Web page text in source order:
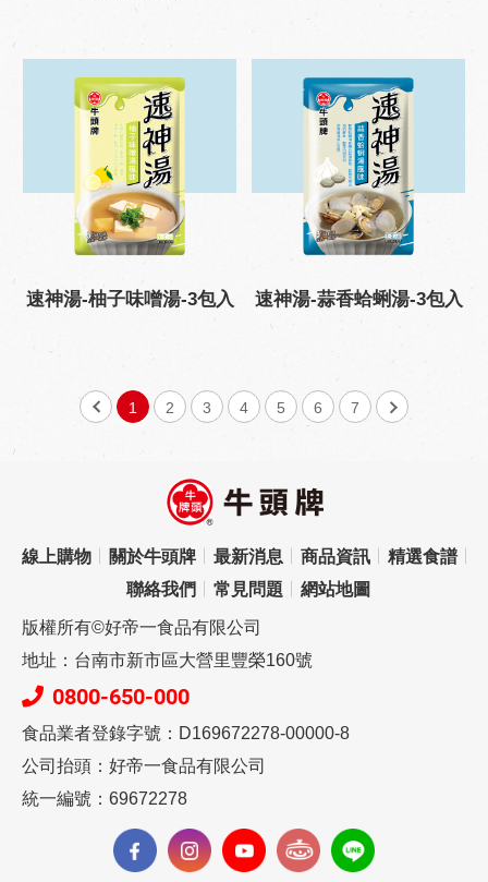
速神湯-柚子味噌湯-3包入 速神湯-蒜香蛤蜊湯-3包入
1 2 3 4 5 6 7
線上購物 關於牛頭牌 最新消息 商品資訊
精選食譜
聯絡我們
常見問題 網站地圖
版權所有©好帝一食品有限公司
地址：台南市新市區大營里豐榮160號
0800-650-000
食品業者登錄字號：D169672278-00000-8
公司抬頭：好帝一食品有限公司
統一編號：69672278